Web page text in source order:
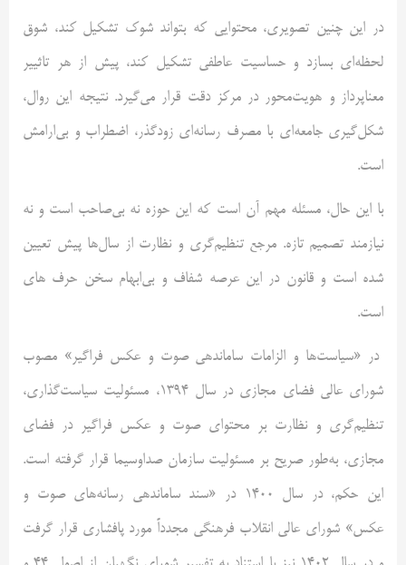
در این چنین تصویری، محتوایی که بتواند شوک تشکیل کند، شوق
لحظه‌ای بسازد و حساسیت عاطفی تشکیل کند، پیش از هر تاثییر
معناپرداز و هویت‌محور در مرکز دقت قرار می‌گیرد. نتیجه این روال،
شکل‌گیری جامعه‌ای با مصرف رسانه‌ای زودگذر، اضطراب و بی‌ارامش
است.
با این حال، مسئله مهم آن است که این حوزه نه بی‌صاحب است و نه
نیازمند تصمیم تازه. مرجع تنظیم‌گری و نظارت از سال‌ها پیش تعیین
شده است و قانون در این عرصه شفاف و بی‌ابهام سخن حرف های
است.
در «سیاست‌ها و الزامات ساماندهی صوت و عکس فراگیر» مصوب
شورای عالی فضای مجازی در سال 1394، مسئولیت سیاست‌گذاری،
تنظیم‌گری و نظارت بر محتوای صوت و عکس فراگیر در فضای
مجازی، به‌طور صریح بر مسئولیت سازمان صداوسیما قرار گرفته است.
این حکم، در سال 1400 در «سند ساماندهی رسانه‌های صوت و
عکس» شورای عالی انقلاب فرهنگی مجدداً مورد پافشاری قرار گرفت